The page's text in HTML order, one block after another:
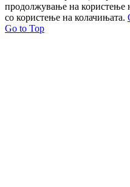
продолжување на користење
со користење на колачињата.
Go to Top